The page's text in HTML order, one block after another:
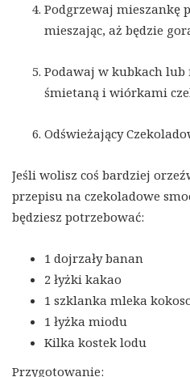
Podgrzewaj mieszankę
mieszając, aż będzie
Podawaj w kubkach
śmietaną i wiórkami
Odświeżający
Jeśli wolisz coś bardziej
przepisu na czekoladowe
będziesz potrzebować:
1 dojrzały banan
2 łyżki kakao
1 szklanka mleka
1 łyżka miodu
Kilka kostek lodu
Przygotowanie: